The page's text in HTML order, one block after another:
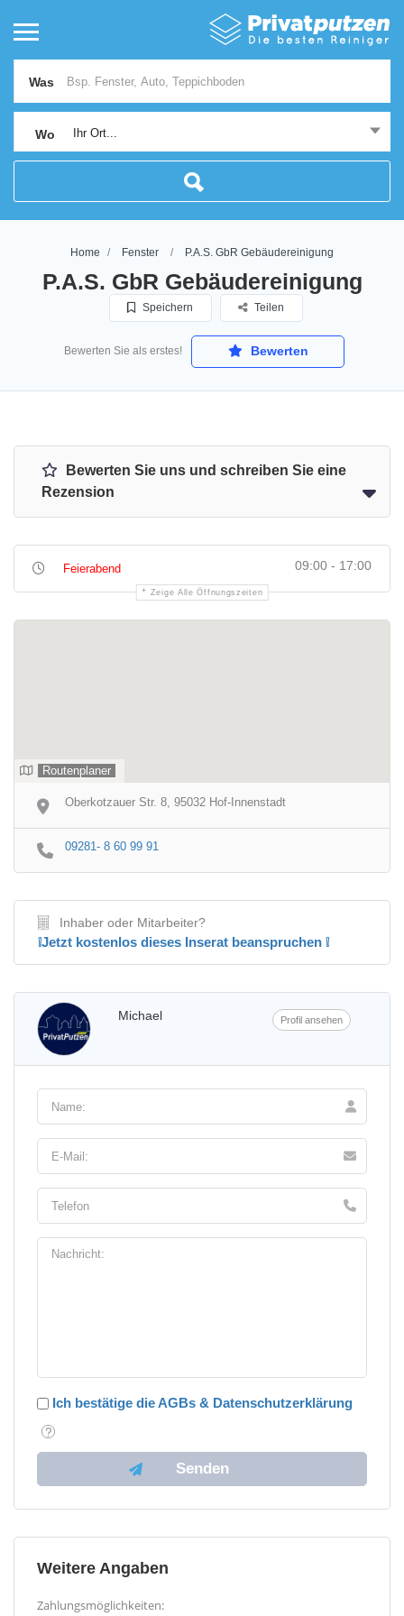
Was
Wo Ihr Ort...
Home Fenster P.A.S. GbR Gebäudereinigung
P.A.S. GbR Gebäudereinigung
Speichern Teilen
Bewerten Sie als erstes! Bewerten
Bewerten Sie uns und schreiben Sie eine
Rezension
Feierabend 09:00 - 17:00
Zeige Alle Öffnungszeiten
Routenplaner
Oberkotzauer Str. 8, 95032 Hof-Innenstadt
09281- 8 60 99 91
Inhaber oder Mitarbeiter?
❕Jetzt kostenlos dieses Inserat beanspruchen ❕
Michael Profil ansehen
Ich bestätige die AGBs & Datenschutzerklärung
Weitere Angaben
Zahlungsmöglichkeiten: